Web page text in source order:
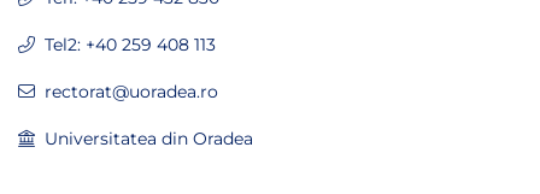
Tel2: +40 259 408 113
rectorat@uoradea.ro
Universitatea din Oradea